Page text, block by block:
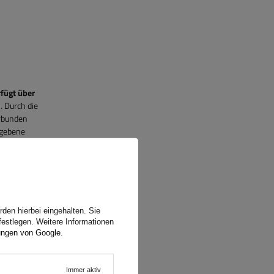
über
Durch die
hierbei eingehalten. Sie
Weitere Informationen
von Google
Immer aktiv